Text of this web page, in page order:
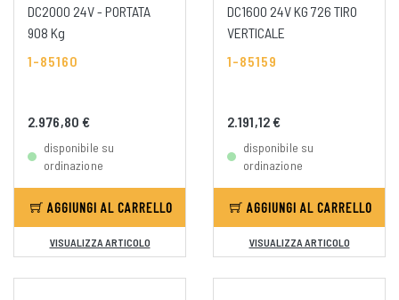
DC2000 24V - PORTATA
908 Kg
1-85160
2.976,80 €
disponibile su
ordinazione
AGGIUNGI AL CARRELLO
VISUALIZZA ARTICOLO
DC1600 24V KG 726 TIRO
VERTICALE
1-85159
2.191,12 €
disponibile su
ordinazione
AGGIUNGI AL CARRELLO
VISUALIZZA ARTICOLO